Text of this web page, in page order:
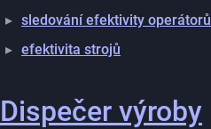
sledování efektivity operátorů
efektivita strojů
Dispečer výroby